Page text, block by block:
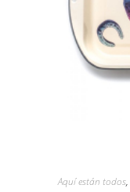
Aquí están todos,